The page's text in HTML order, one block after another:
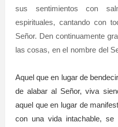
sus sentimientos con
espirituales, cantando con
Señor. Den continuamente
las cosas, en el nombre del
Aquel que en lugar de
de alabar al Señor, viva
aquel que en lugar de
con una vida intachable,